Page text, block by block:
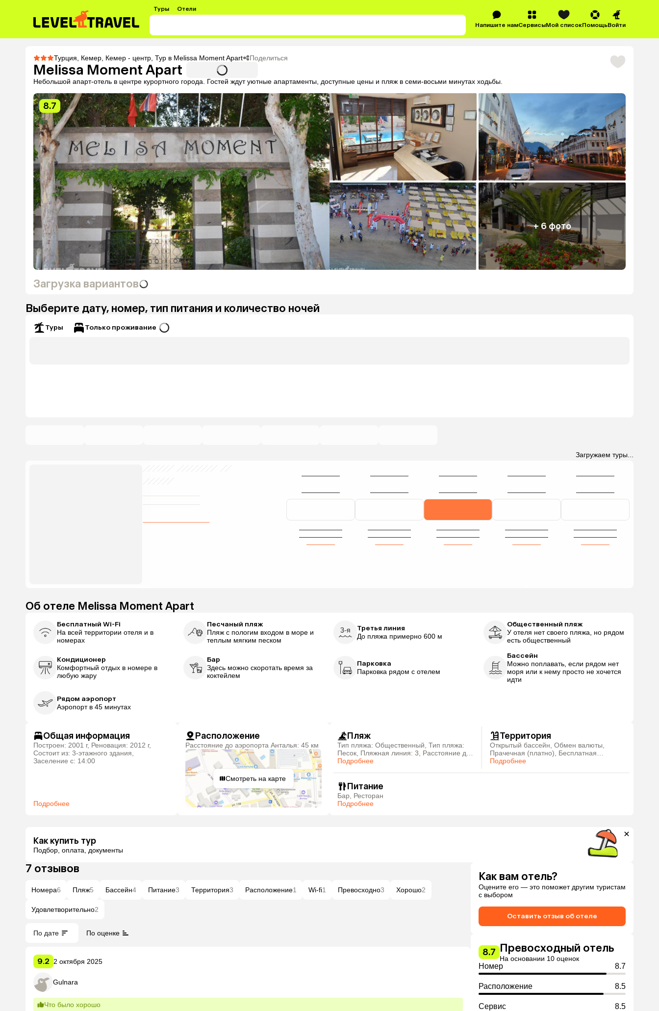
Туры Отели
Напишите намСервисыМой списокПомощьВойти
Турция Кемер Кемер - центр Тур в Melissa Moment Apart Поделиться
Melissa Moment Apart
Небольшой апарт-отель в центре курортного города. Гостей ждут уютные апартаменты, доступные цены и пляж в семи-восьми минутах ходьбы.
8.7
+ 6 фото
Загрузка вариантов
Выберите дату, номер, тип питания и количество ночей
Туры Только проживание
Загружаем туры...
Об отеле Melissa Moment Apart
Бесплатный Wi-Fi
На всей территории отеля и в
номерах
Песчаный пляж
Пляж с пологим входом в море и
теплым мягким песком
Третья линия
До пляжа примерно 600 м
Общественный пляж
У отеля нет своего пляжа, но рядом
есть общественный
Кондиционер
Комфортный отдых в номере в
любую жару
Бар
Здесь можно скоротать время за
коктейлем
Парковка
Парковка рядом с отелем
Бассейн
Можно поплавать, если рядом нет
моря или к нему просто не хочется
идти
Рядом аэропорт
Аэропорт в 45 минутах
Общая информация
Построен: 2001 г, Реновация: 2012 г,
Состоит из: 3-этажного здания,
Заселение с: 14:00
Подробнее
Расположение
Расстояние до аэропорта Анталья: 45 км
Смотреть на карте
Пляж
Тип пляжа: Общественный, Тип пляжа:
Песок, Пляжная линия: 3, Расстояние до
пляжа: 600 м
Подробнее
Территория
Открытый бассейн, Обмен валюты,
Прачечная (платно), Бесплатная
общественная парковка поблизости
Подробнее
Питание
Бар, Ресторан
Подробнее
Как купить тур
Подбор, оплата, документы
7 отзывов
Номера6 Пляж5 Бассейн4 Питание3 Территория3 Расположение1 Wi-fi1 Превосходно3 Хорошо2
Удовлетворительно2
По дате По оценке
9.2 2 октября 2025
Gulnara
Что было хорошо
Как вам отель?
Оцените его — это поможет другим туристам
с выбором
Оставить отзыв об отеле
8.7 Превосходный отель
На основании 10 оценок
Номер 8.7
Расположение 8.5
Сервис 8.5